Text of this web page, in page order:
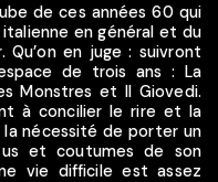
de ces années 60 qui
en général et du
Qu’on en juge : suivront
de trois ans : La
Monstres et Il Giovedi.
à concilier le rire et la
nécessité de porter un
us et coutumes de son
vie difficile est assez